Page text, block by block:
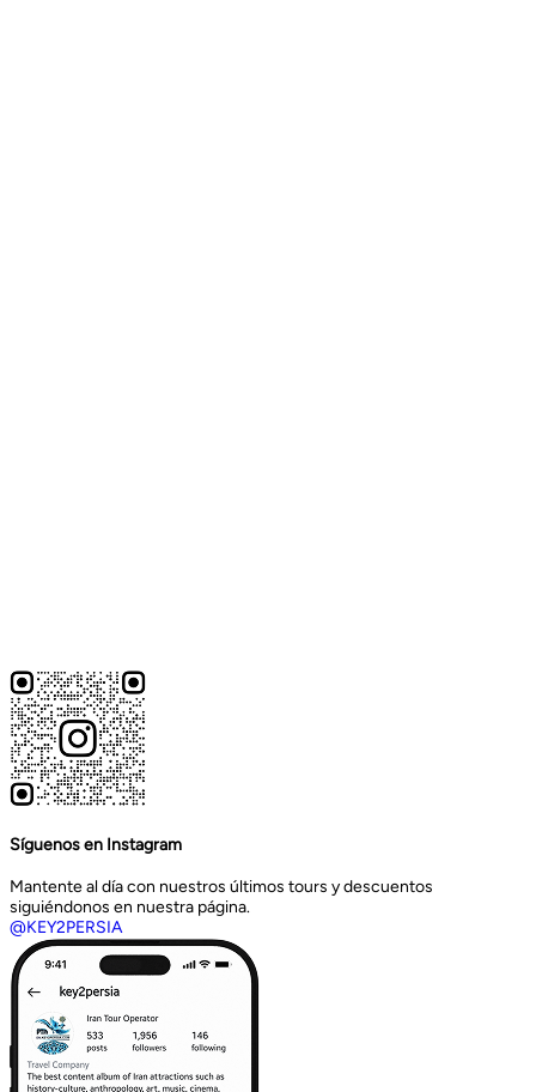
Síguenos en Instagram
Mantente al día con nuestros últimos tours y descuentos
siguiéndonos en nuestra página.
@KEY2PERSIA